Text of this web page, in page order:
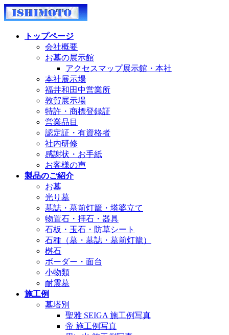
コ
ン
ナ
ビ
トップページ
会社概要
お墓の展示館
アクセスマップ展示館・本社
本社展示場
福井和田中営業所
敦賀展示場
特許・商標登録証
営業品目
認定証・有資格者
社内研修
感謝状・お手紙
お客様の声
製品のご紹介
お墓
光り墓
墓誌・墓前灯籠・塔婆立て
物置石・拝石・器具
石板・玉石・防草シート
石種（墓・墓誌・墓前灯籠）
桝石
ボーダー・面台
小物類
耐震墓
施工例
墓塔別
聖雅 SEIGA 施工例写真
帝 施工例写真